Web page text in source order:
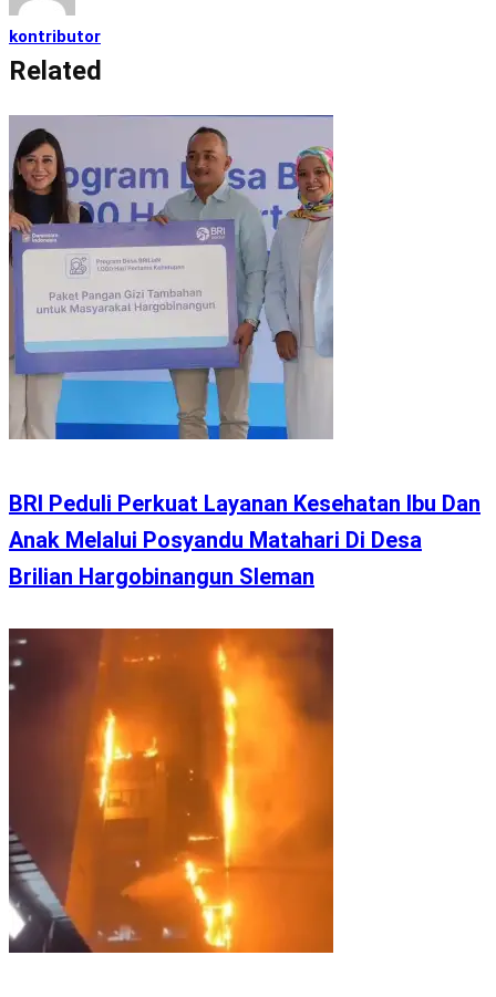
kontributor
Related
BRI Peduli Perkuat Layanan Kesehatan Ibu Dan
Anak Melalui Posyandu Matahari Di Desa
Brilian Hargobinangun Sleman